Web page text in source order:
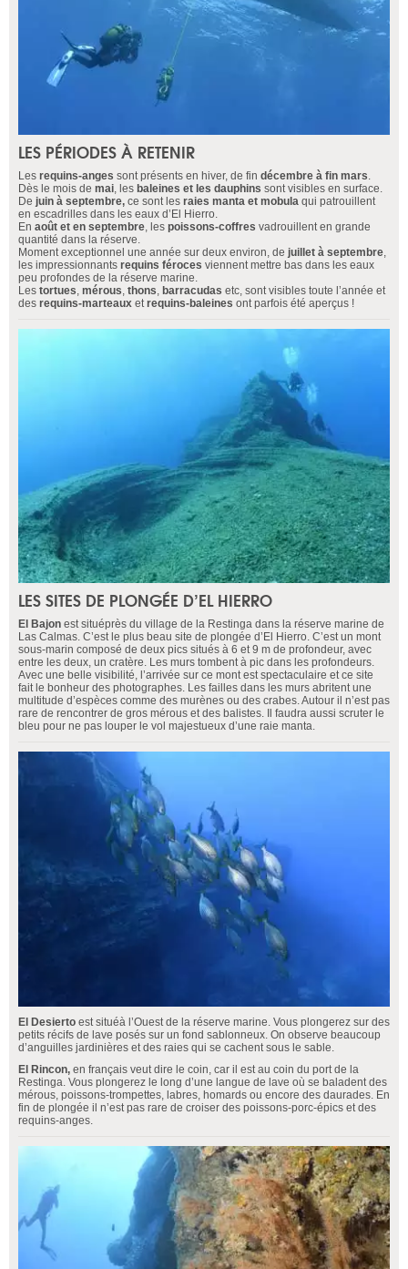
LES PÉRIODES À RETENIR
Les requins-anges sont présents en hiver, de fin décembre à fin mars
Dès le mois de mai , les baleines et les dauphins sont visibles en surface.
De juin à septembre, ce sont les raies manta et mobula qui patrouillent
en escadrilles dans les eaux d’El Hierro.
En août et en septembre , les poissons-coffres vadrouillent en grande
quantité dans la réserve.
Moment exceptionnel une année sur deux environ, de juillet à septembre
les impressionnants requins féroces viennent mettre bas dans les eaux
peu profondes de la réserve marine.
Les tortues mérous thons barracudas etc, sont visibles toute l’année et
des requins-marteaux et requins-baleines ont parfois été aperçus !
LES SITES DE PLONGÉE D’EL HIERRO
El Bajon est situéprès du village de la Restinga dans la réserve marine de
Las Calmas. C’est le plus beau site de plongée d’El Hierro. C’est un mont
sous-marin composé de deux pics situés à 6 et 9 m de profondeur, avec
entre les deux, un cratère. Les murs tombent à pic dans les profondeurs.
Avec une belle visibilité, l’arrivée sur ce mont est spectaculaire et ce site
fait le bonheur des photographes. Les failles dans les murs abritent une
multitude d’espèces comme des murènes ou des crabes. Autour il n’est pas
rare de rencontrer de gros mérous et des balistes. Il faudra aussi scruter le
bleu pour ne pas louper le vol majestueux d’une raie manta.
El Desierto est situéà l’Ouest de la réserve marine. Vous plongerez sur des
petits récifs de lave posés sur un fond sablonneux. On observe beaucoup
d’anguilles jardinières et des raies qui se cachent sous le sable.
El Rincon, en français veut dire le coin, car il est au coin du port de la
Restinga. Vous plongerez le long d’une langue de lave où se baladent des
mérous, poissons-trompettes, labres, homards ou encore des daurades. En
fin de plongée il n’est pas rare de croiser des poissons-porc-épics et des
requins-anges.